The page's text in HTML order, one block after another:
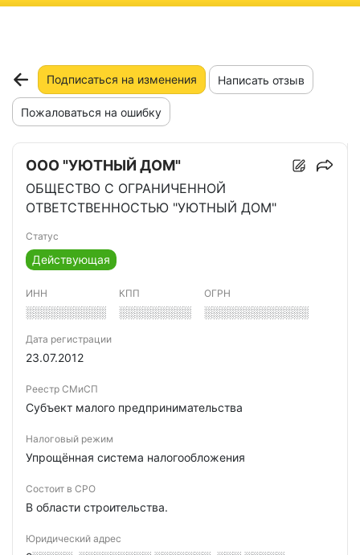
Подписаться на изменения Написать отзыв
Пожаловаться на ошибку
ООО "УЮТНЫЙ ДОМ"
ОБЩЕСТВО С ОГРАНИЧЕННОЙ
ОТВЕТСТВЕННОСТЬЮ "УЮТНЫЙ ДОМ"
Статус
Действующая
ИНН
░░░░░░░░░░
КПП
░░░░░░░░░
ОГРН
░░░░░░░░░░░░░
Дата регистрации
23.07.2012
Реестр СМиСП
Субъект малого предпринимательства
Налоговый режим
Упрощённая система налогообложения
Состоит в СРО
В области строительства.
Юридический адрес